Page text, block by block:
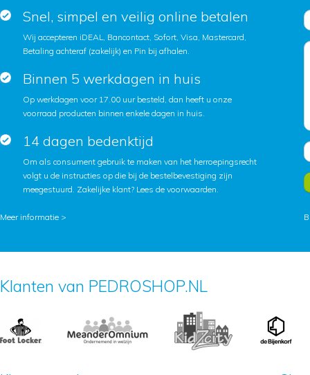
Snel, simpel en veilig online betalen
Wij accepteren iDEAL, Bancontact, Sofort, Visa, Mastercard,
Betaling achteraf (zakelijk) en Pin bij afhalen.
Binnen 5 werkdagen in huis
Op werkdagen voor 17.00 uur besteld, dan heeft u onze
voorraad producten binnen enkele dagen in huis.
14 dagen bedenktijd
Om als consument gebruik te maken van het herroepingsrecht
volgt u de instructies op die bij de bestelbevestiging zijn
meegestuurd. Zakelijke klant? Lees de voorwaarden.
Meer informatie >
Klanten van PEDROSHOP.NL